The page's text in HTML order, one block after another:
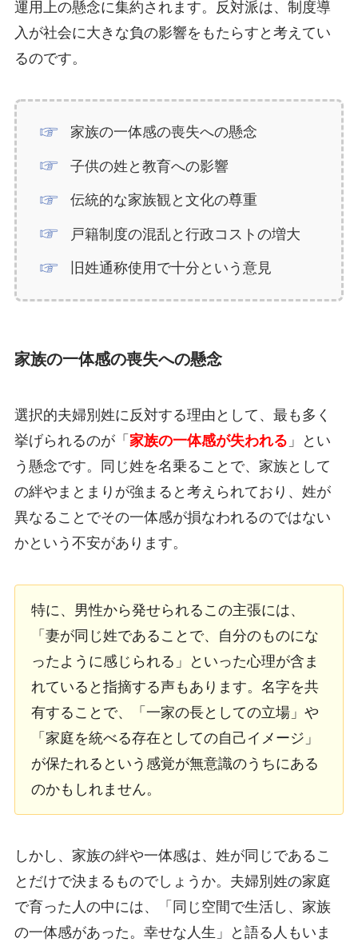
運用上の懸念に集約されます。反対派は、制度導
入が社会に大きな負の影響をもたらすと考えてい
るのです。
家族の一体感の喪失への懸念
子供の姓と教育への影響
伝統的な家族観と文化の尊重
戸籍制度の混乱と行政コストの増大
旧姓通称使用で十分という意見
家族の一体感の喪失への懸念
選択的夫婦別姓に反対する理由として、最も多く
挙げられるのが「 家族の一体感が失われる 」とい
う懸念です。同じ姓を名乗ることで、家族として
の絆やまとまりが強まると考えられており、姓が
異なることでその一体感が損なわれるのではない
かという不安があります。
特に、男性から発せられるこの主張には、
「妻が同じ姓であることで、自分のものにな
ったように感じられる」といった心理が含ま
れていると指摘する声もあります。名字を共
有することで、「一家の長としての立場」や
「家庭を統べる存在としての自己イメージ」
が保たれるという感覚が無意識のうちにある
のかもしれません。
しかし、家族の絆や一体感は、姓が同じであるこ
とだけで決まるものでしょうか。夫婦別姓の家庭
で育った人の中には、「同じ空間で生活し、家族
の一体感があった。幸せな人生」と語る人もいま